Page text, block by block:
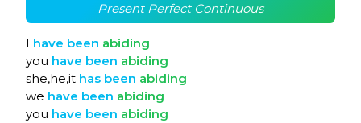
Present Perfect Continuous
I have been abiding
you have been abiding
she,he,it has been abiding
we have been abiding
you have been abiding